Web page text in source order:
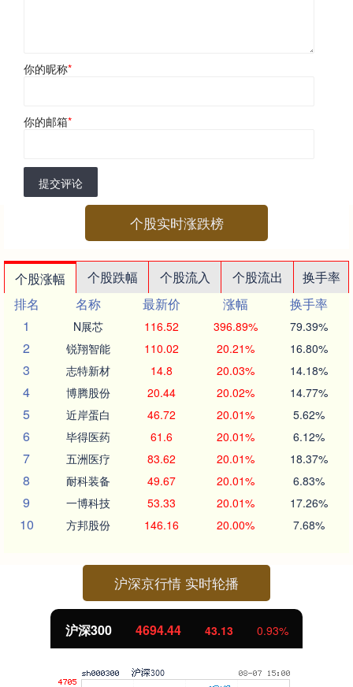
你的昵称*
你的邮箱*
提交评论
个股实时涨跌榜
个股涨幅 个股跌幅 个股流入 个股流出
换手率
排名
名称 最新价 涨幅
换手率
1
N展芯 116.52 396.89% 79.39%
2 锐翔智能 110.02 20.21% 16.80%
3 志特新材 14.8 20.03% 14.18%
4 博腾股份 20.44 20.02% 14.77%
5 近岸蛋白 46.72 20.01% 5.62%
6 毕得医药 61.6 20.01% 6.12%
7 五洲医疗 83.62 20.01% 18.37%
8 耐科装备 49.67 20.01% 6.83%
9 一博科技 53.33 20.01% 17.26%
10 方邦股份 146.16 20.00% 7.68%
沪深京行情 实时轮播
沪深300 4694.44 43.13 0.93%